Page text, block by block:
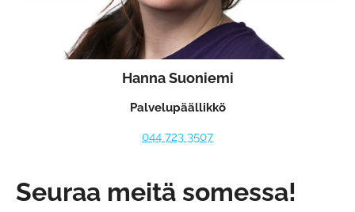
Hanna Suoniemi
Palvelupäällikkö
044 723 3507
Seuraa meitä somessa!